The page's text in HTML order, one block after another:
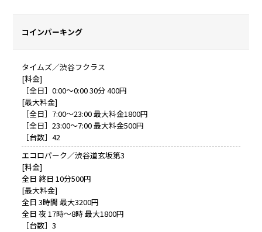
コインパーキング
タイムズ／渋谷フクラス
[料金]
［全日］0:00～0:00 30分 400円
[最大料金]
［全日］7:00～23:00 最大料金1800円
［全日］23:00～7:00 最大料金500円
［台数］42
エコロパーク／渋谷道玄坂第3
[料金]
全日 終日 10分500円
[最大料金]
全日 3時間 最大3200円
全日 夜 17時～8時 最大1800円
［台数］3